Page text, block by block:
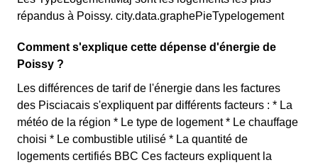
répandus à Poissy. city.data.graphePieTypelogement
Comment s'explique cette dépense d'énergie de
Poissy ?
Les différences de tarif de l'énergie dans les factures
des Pisciacais s'expliquent par différents facteurs : * La
météo de la région * Le type de logement * Le chauffage
choisi * Le combustible utilisé * La quantité de
logements certifiés BBC Ces facteurs expliquent la